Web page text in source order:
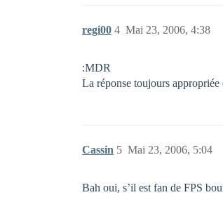
regi00 Mai 23, 2006, 4:38
4
:MDR
La réponse toujours appropriée
Cassin Mai 23, 2006, 5:04
5
Bah oui, s’il est fan de FPS